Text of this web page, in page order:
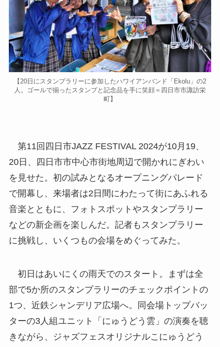
【20日にスタンプラリーに参加したハワイアンバンド「Ekolu」の2
人。ゴールで揃ったスタンプと記念品を手に笑顔＝四日市市諏訪栄
町】
第11回四日市JAZZ FESTIVAL 2024が10月19、
20日、四日市市中心市街地周辺で開かれにぎわい
を見せた。初の試みとなるオープニングパレード
で開幕し、来場者は2日間にわたって街にあふれる
音楽とともに、フォトスポットやスタンプラリー
などの新企画を楽しんだ。記者もスタンプラリー
に挑戦し、いくつもの会場をめぐってみた。
初日はあいにくの雨天でのスタート。まずは全
部で5か所のスタンプラリーのチェックポイントの
1つ、近鉄シャンデリア広場へ。同会場トップバッ
ターの3人組ユニット「にゅうどう雲」の演奏を聴
きながら、ジャズフェスオリジナルこにゅうどう